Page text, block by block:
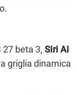
beta 3, Siri AI
griglia dinamica